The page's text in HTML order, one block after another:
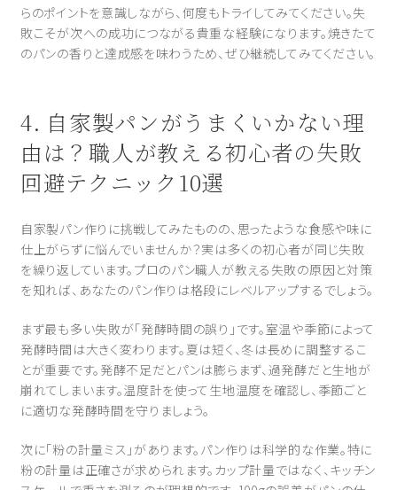
らのポイントを意識しながら、何度もトライしてみてください。失
敗こそが次への成功につながる貴重な経験になります。焼きたて
のパンの香りと達成感を味わうため、ぜひ継続してみてください。
4. 自家製パンがうまくいかない理
由は？職人が教える初心者の失敗
回避テクニック10選
自家製パン作りに挑戦してみたものの、思ったような食感や味に
仕上がらずに悩んでいませんか？実は多くの初心者が同じ失敗
を繰り返しています。プロのパン職人が教える失敗の原因と対策
を知れば、あなたのパン作りは格段にレベルアップするでしょう。
まず最も多い失敗が「発酵時間の誤り」です。室温や季節によって
発酵時間は大きく変わります。夏は短く、冬は長めに調整するこ
とが重要です。発酵不足だとパンは膨らまず、過発酵だと生地が
崩れてしまいます。温度計を使って生地温度を確認し、季節ごと
に適切な発酵時間を守りましょう。
次に「粉の計量ミス」があります。パン作りは科学的な作業。特に
粉の計量は正確さが求められます。カップ計量ではなく、キッチン